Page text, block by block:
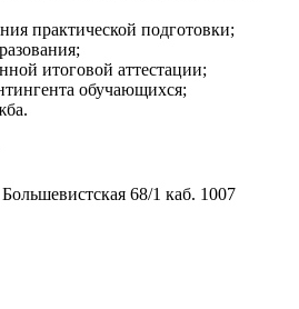
практической подготовки;
итоговой аттестации;
обучающихся;
68/1 каб. 1007